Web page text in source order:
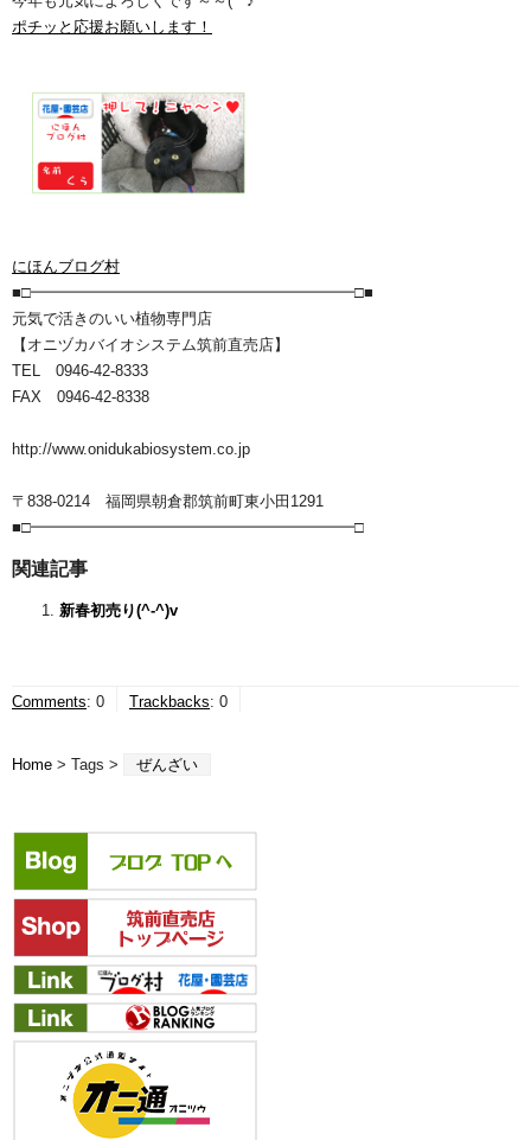
ポチッと応援お願いします！
にほんブログ村
■□━━━━━━━━━━━━━━━━━━━━━□■
元気で活きのいい植物専門店
【オニヅカバイオシステム筑前直売店】
TEL 0946-42-8333
FAX 0946-42-8338
http://www.onidukabiosystem.co.jp
〒838-0214 福岡県朝倉郡筑前町東小田1291
■□━━━━━━━━━━━━━━━━━━━━━□
関連記事
新春初売り(^-^)v
Comments: 0 Trackbacks: 0
Home > Tags > ぜんざい